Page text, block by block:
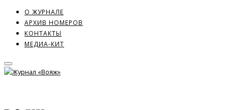
О ЖУРНАЛЕ
АРХИВ НОМЕРОВ
КОНТАКТЫ
МЕДИА-КИТ